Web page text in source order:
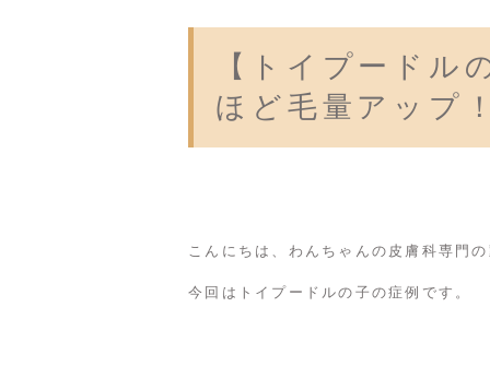
【トイプードル
ほど毛量アップ
こんにちは、わんちゃんの皮膚科専門
今回はトイプードルの子の症例です。